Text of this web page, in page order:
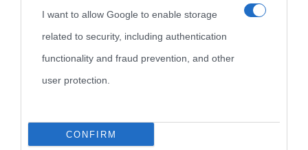
I want to allow Google to enable storage
related to security, including authentication
functionality and fraud prevention, and other
user protection.
CONFIRM
visitate
Indice dei nomi
Categorie
Film biografici
Aforismi
Pubblicità
Contatti